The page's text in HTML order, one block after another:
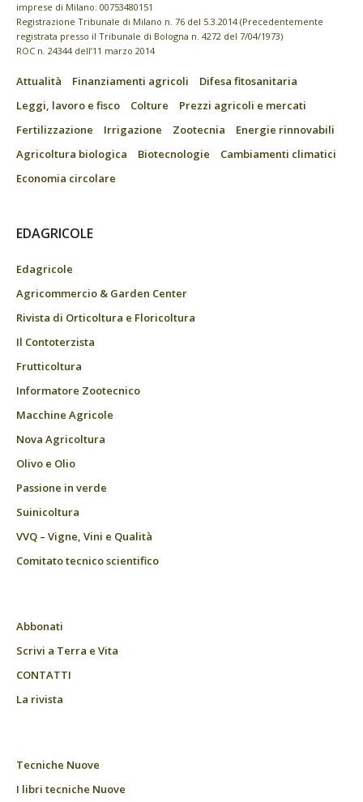
imprese di Milano: 00753480151
Registrazione Tribunale di Milano n. 76 del 5.3.2014 (Precedentemente
registrata presso il Tribunale di Bologna n. 4272 del 7/04/1973)
ROC n. 24344 dell’11 marzo 2014
Attualità Finanziamenti agricoli
Difesa fitosanitaria
Leggi, lavoro e fisco
Colture
Prezzi agricoli e mercati
Fertilizzazione
Irrigazione Zootecnia
Energie rinnovabili
Agricoltura biologica
Biotecnologie
Cambiamenti climatici
Economia circolare
EDAGRICOLE
Edagricole
Agricommercio & Garden Center
Rivista di Orticoltura e Floricoltura
Il Contoterzista
Frutticoltura
Informatore Zootecnico
Macchine Agricole
Nova Agricoltura
Olivo e Olio
Passione in verde
Suinicoltura
VVQ – Vigne, Vini e Qualità
Comitato tecnico scientifico
Abbonati
Scrivi a Terra e Vita
CONTATTI
La rivista
Tecniche Nuove
I libri tecniche Nuove